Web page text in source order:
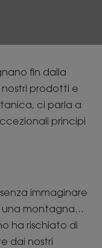
fin dalla
nostri prodotti e
ci parla a
principi
immaginare
una montagna...
ha rischiato di
dai nostri